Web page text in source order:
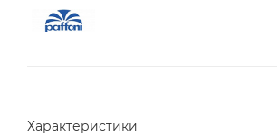
Характеристики